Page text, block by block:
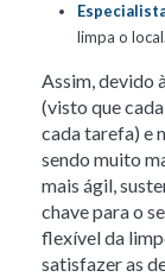
limpa o local.
Assim, devido
(visto que
cada tarefa) e
sendo muito
mais ágil,
chave para o
flexível da
satisfazer as